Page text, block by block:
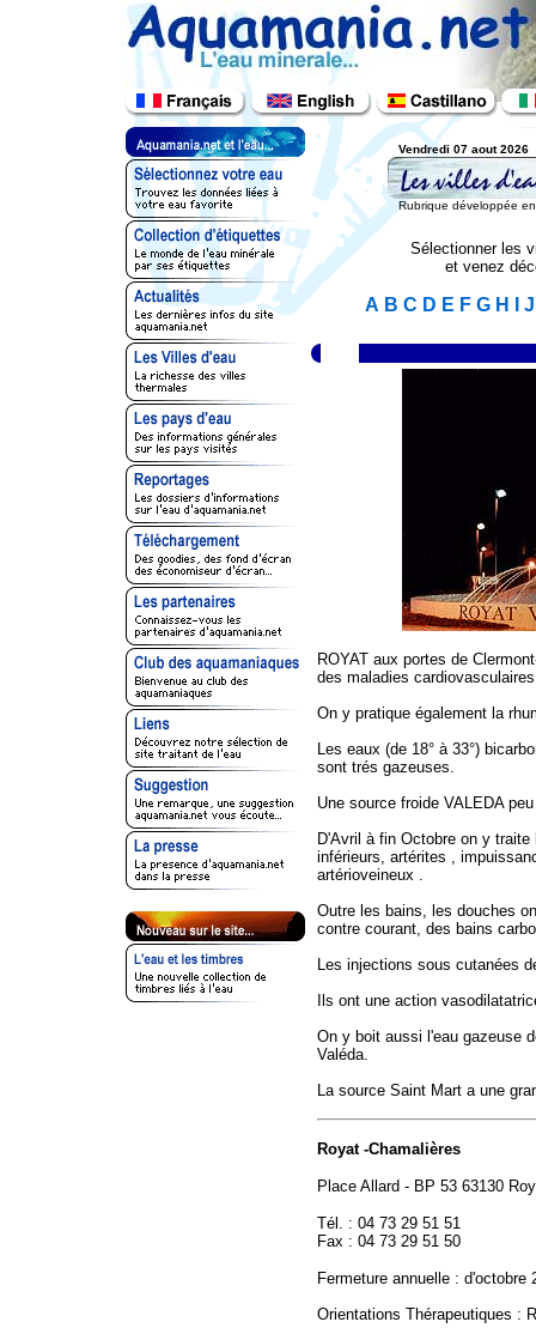
Vendredi 07 aout 2026
Rubrique développée
Sélectionner les
et venez
A B C D E F G H J
ROYAT aux portes de
des maladies
On y pratique également la
Les eaux (de 18° à 33°)
sont trés gazeuses.
Une source froide VALEDA
D'Avril à fin Octobre on y
inférieurs, artérites ,
artérioveineux .
Outre les bains, les douches
contre courant, des bains
Les injections sous cutanées
Ils ont une action
On y boit aussi l'eau gazeuse
Valéda.
La source Saint Mart a une
Royat -Chamalières
Place Allard - BP 53 63130
Tél. : 04 73 29 51 51
Fax : 04 73 29 51 50
Fermeture annuelle : d'octobre
Orientations Thérapeutiques :